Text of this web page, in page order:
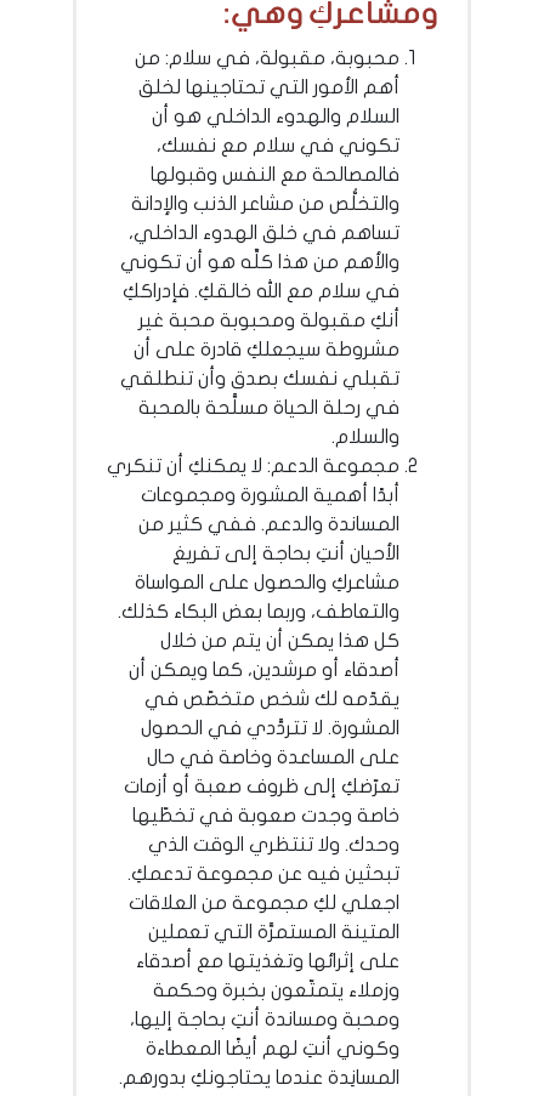
ومشاعركِ وهي:
محبوبة، مقبولة، في سلام: من
أهم الأمور التي تحتاجينها لخلق
السلام والهدوء الداخلي هو أن
تكوني في سلام مع نفسك،
فالمصالحة مع النفس وقبولها
والتخلُّص من مشاعر الذنب والإدانة
تساهم في خلق الهدوء الداخلي،
والأهم من هذا كلِّه هو أن تكوني
في سلام مع الله خالقكِ. فإدراككِ
أنكِ مقبولة ومحبوبة محبة غير
مشروطة سيجعلكِ قادرة على أن
تقبلي نفسك بصدق وأن تنطلقي
في رحلة الحياة مسلَّحة بالمحبة
والسلام.
مجموعة الدعم: لا يمكنكِ أن تنكري
أبدًا أهمية المشورة ومجموعات
المساندة والدعم. ففي كثير من
الأحيان أنتِ بحاجة إلى تفريغ
مشاعركِ والحصول على المواساة
والتعاطف، وربما بعض البكاء كذلك.
كل هذا يمكن أن يتم من خلال
أصدقاء أو مرشدين، كما ويمكن أن
يقدّمه لك شخص متخصّص في
المشورة. لا تتردَّدي في الحصول
على المساعدة وخاصة في حال
تعرّضكِ إلى ظروف صعبة أو أزمات
خاصة وجدت صعوبة في تخطّيها
وحدك. ولا تنتظري الوقت الذي
تبحثين فيه عن مجموعة تدعمكِ.
اجعلي لكِ مجموعة من العلاقات
المتينة المستمرَّة التي تعملين
على إثرائها وتغذيتها مع أصدقاء
وزملاء يتمتّعون بخبرة وحكمة
ومحبة ومساندة أنتِ بحاجة إليها،
وكوني أنتِ لهم أيضًا المعطاءة
المسانِدة عندما يحتاجونكِ بدورهم.